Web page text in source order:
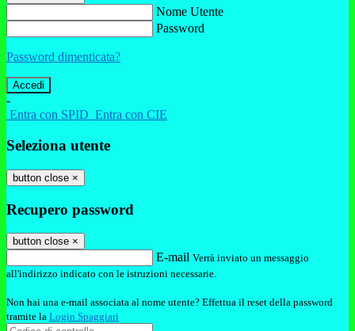
Nome Utente
Password
Password dimenticata?
-
Entra con SPID Entra con CIE
Seleziona utente
button close ×
Recupero password
button close ×
E-mail Verrà inviato un messaggio
all'indirizzo indicato con le istruzioni necessarie.
Non hai una e-mail associata al nome utente? Effettua il reset della password
tramite la Login Spaggiari